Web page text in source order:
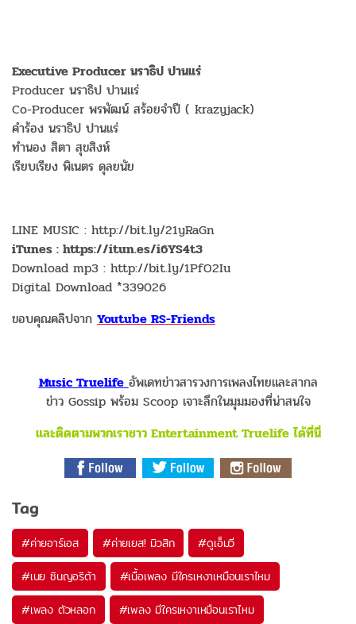
Executive Producer นราธิป ปานแร่
Producer นราธิป ปานแร่
Co-Producer พรพัฒน์ สร้อยจำปี ( krazyjack)
คำร้อง นราธิป ปานแร่
ทำนอง สิตา สุขสิงห์
เรียบเรียง พิเนตร ดุลยนัย
LINE MUSIC : http://bit.ly/21yRaGn
iTunes : https://itun.es/i6YS4t3
Download mp3 : http://bit.ly/1PfO2Iu
Digital Download *339026
ขอบคุณคลิปจาก Youtube RS-Friends
Music Truelife อัพเดทข่าวสารวงการเพลงไทยและสากล
ข่าว Gossip พร้อม Scoop เจาะลึกในมุมมองที่น่าสนใจ
และติดตามพวกเราชาว Entertainment Truelife ได้ที่นี่
Tag
#ค่ายอาร์เอส #ค่ายเยส! มิวสิก #ดูเอ็มวี
#เนย ซินญอริต้า #เนื้อเพลง มีใครเหงาเหมือนเราไหม
#เพลง ตัวหลอก #เพลง มีใครเหงาเหมือนเราไหม